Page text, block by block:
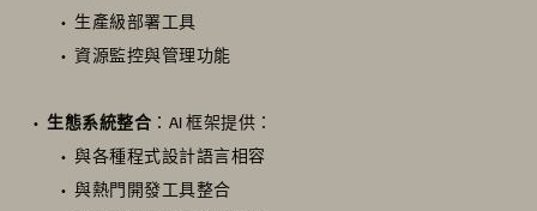
生產級部署工具
資源監控與管理功能
生態系統整合 ：AI 框架提供：
與各種程式設計語言相容
與熱門開發工具整合